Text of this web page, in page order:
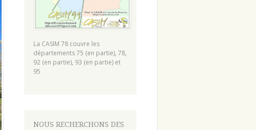
La CASIM 78 couvre les
départements 75 (en partie), 78,
92 (en partie), 93 (en partie) et
95
NOUS RECHERCHONS DES